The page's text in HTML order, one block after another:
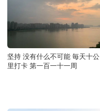
坚持 没有什么不可能 毎天十公
里打卡 第一百一十一周